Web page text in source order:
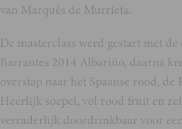
van Marqués de Murrieta.
De masterclass werd gestart met
Barrantes 2014 Albariño, daarna
overstap naar het Spaanse rood, de
Heerlijk soepel, vol rood fruit en
verraderlijk doordrinkbaar voor